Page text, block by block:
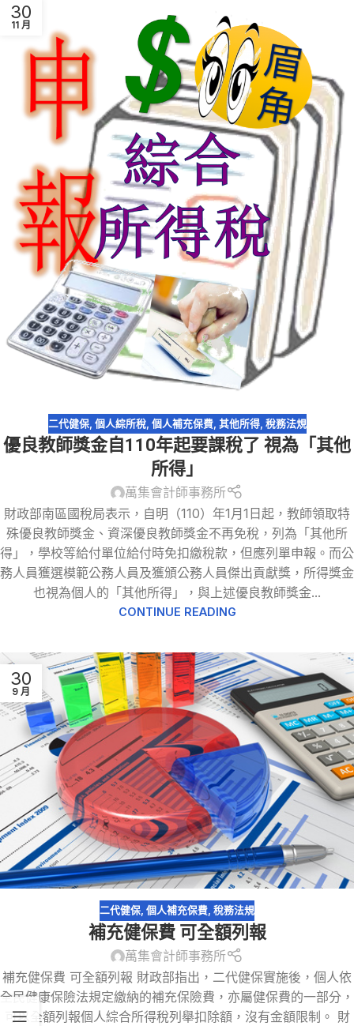
30
11 月
二代健保, 個人綜所稅, 個人補充保費, 其他所得, 稅務法規
優良教師獎金自110年起要課稅了 視為「其他
所得」
萬集會計師事務所
財政部南區國稅局表示，自明（110）年1月1日起，教師領取特
殊優良教師獎金、資深優良教師獎金不再免稅，列為「其他所
得」，學校等給付單位給付時免扣繳稅款，但應列單申報。而公
務人員獲選模範公務人員及獲頒公務人員傑出貢獻獎，所得獎金
也視為個人的「其他所得」，與上述優良教師獎金...
CONTINUE READING
30
9 月
二代健保, 個人補充保費, 稅務法規
補充健保費 可全額列報
萬集會計師事務所
補充健保費 可全額列報 財政部指出，二代健保實施後，個人依
全民健康保險法規定繳納的補充保險費，亦屬健保費的一部分，
可以全額列報個人綜合所得稅列舉扣除額，沒有金額限制。 財